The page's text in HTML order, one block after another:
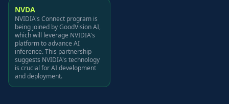
NVDA
NVIDIA's Connect program is
being joined by GoodVision AI,
which will leverage NVIDIA's
platform to advance AI
inference. This partnership
suggests NVIDIA's technology
is crucial for AI development
and deployment.